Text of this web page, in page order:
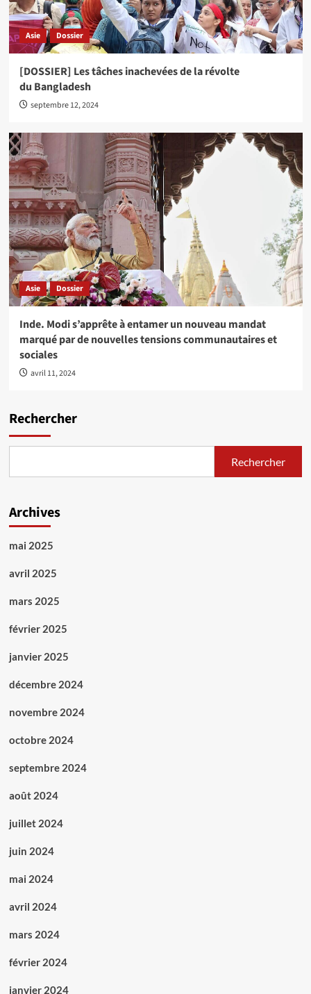
Asie Dossier
[DOSSIER] Les tâches inachevées de la révolte
du Bangladesh
septembre 12, 2024
Asie Dossier
Inde. Modi s’apprête à entamer un nouveau mandat
marqué par de nouvelles tensions communautaires et
sociales
avril 11, 2024
Rechercher
Rechercher
Archives
mai 2025
avril 2025
mars 2025
février 2025
janvier 2025
décembre 2024
novembre 2024
octobre 2024
septembre 2024
août 2024
juillet 2024
juin 2024
mai 2024
avril 2024
mars 2024
février 2024
janvier 2024